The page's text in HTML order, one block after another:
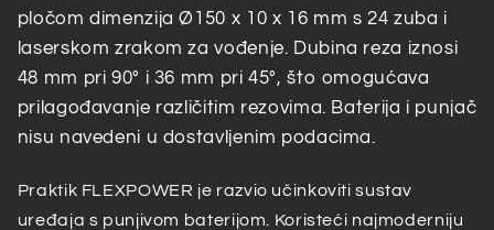
18V
Ø150
x
10
16mm
SOLO
18V
Ø150
x
10
16mm
SOLO
pločom dimenzija Ø150 x 10 x 16 mm s 24 zuba i
laserskom zrakom za vođenje. Dubina reza iznosi
48 mm pri 90° i 36 mm pri 45°, što omogućava
prilagođavanje različitim rezovima. Baterija i punjač
nisu navedeni u dostavljenim podacima.
Praktik FLEXPOWER je razvio učinkoviti sustav
uređaja s punjivom baterijom. Koristeći najmoderniju